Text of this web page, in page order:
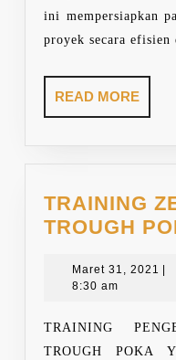
ini mempersiapkan
proyek secara efisien
READ MOREREAD
MORE
TRAINING
TROUGH
Maret 31, 2021
8:30 am
TRAINING
TROUGH POKA